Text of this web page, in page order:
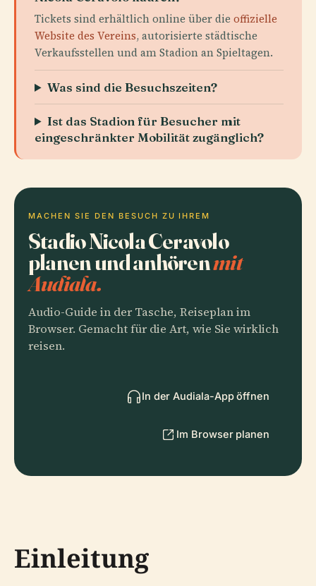
Tickets sind erhältlich online über die offizielle
Website des Vereins, autorisierte städtische
Verkaufsstellen und am Stadion an Spieltagen.
Was sind die Besuchszeiten?
Ist das Stadion für Besucher mit
eingeschränkter Mobilität zugänglich?
MACHEN SIE DEN BESUCH ZU IHREM
Stadio Nicola Ceravolo
planen und anhörenmit
Audiala.
Audio-Guide in der Tasche, Reiseplan im
Browser. Gemacht für die Art, wie Sie wirklich
reisen.
In der Audiala-App öffnen
Im Browser planen
Einleitung